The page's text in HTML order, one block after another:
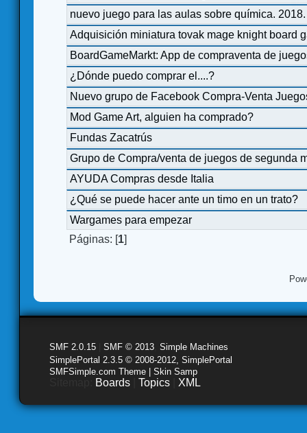
nuevo juego para las aulas sobre química.
Adquisición miniatura tovak mage knight board
BoardGameMarkt: App de compraventa de
¿Dónde puedo comprar el....?
Nuevo grupo de Facebook Compra-Venta
Mod Game Art, alguien ha comprado?
Fundas Zacatrús
Grupo de Compra/venta de juegos de segunda
AYUDA Compras desde Italia
¿Qué se puede hacer ante un timo en un trato?
Wargames para empezar
Páginas: [1]
SMF 2.0.15 SMF © 2013 Simple Machines
SimplePortal 2.3.5 © 2008-2012, SimplePortal
SMFSimple.com Theme | Skin Samp
Boards Topics XML